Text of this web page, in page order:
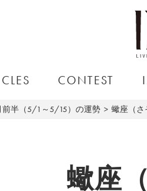
CONTEST
前半（5/1～5/15）の運勢 蠍座（さ
蠍座